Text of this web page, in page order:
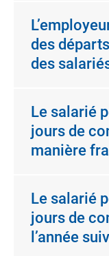
des
des
Le salarié
jours de
manière
Le salarié
jours de
l’année